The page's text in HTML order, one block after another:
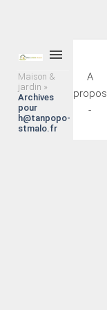
menu
Maison &
jardin »
Archives
pour
h@tanpopo-
stmalo.fr
A
propos
-